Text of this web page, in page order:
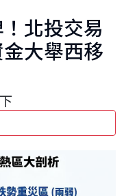
北投交易
大舉西移